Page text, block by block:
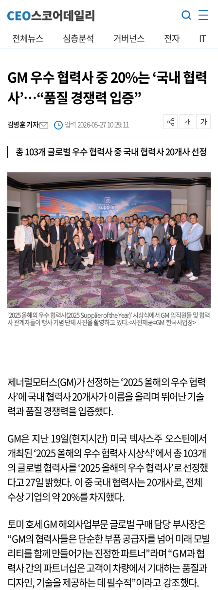
전체뉴스 심층분석 거버넌스 전자 IT
GM 우수 협력사 중 20%는 ‘국내 협력
사’…“품질 경쟁력 입증”
김병훈 기자 입력 2026-05-27 10:29:11
총 103개 글로벌 우수 협력사 중 국내 협력사 20개사 선정
‘2025 올해의 우수 협력사(2025 Supplier of the Year)’ 시상식에서 GM 임직원들 및 협력
사 관계자들이 행사 기념 단체 사진을 촬영하고 있다.<사진제공=GM 한국사업장>
제너럴모터스(GM)가 선정하는 ‘2025 올해의 우수 협력
사’에 국내 협력사 20개사가 이름을 올리며 뛰어난 기술
력과 품질 경쟁력을 입증했다.
GM은 지난 19일(현지시간) 미국 텍사스주 오스틴에서
개최된 ‘2025 올해의 우수 협력사 시상식’에서 총 103개
의 글로벌 협력사를 ‘2025 올해의 우수 협력사’로 선정했
다고 27일 밝혔다. 이 중 국내 협력사는 20개사로, 전체
수상 기업의 약 20%를 차지했다.
토미 호세 GM 해외사업부문 글로벌 구매 담당 부사장은
“GM의 협력사들은 단순한 부품 공급자를 넘어 미래 모빌
리티를 함께 만들어가는 진정한 파트너”라며 “GM과 협
력사 간의 파트너십은 고객이 차량에서 기대하는 품질과
디자인, 기술을 제공하는 데 필수적”이라고 강조했다.